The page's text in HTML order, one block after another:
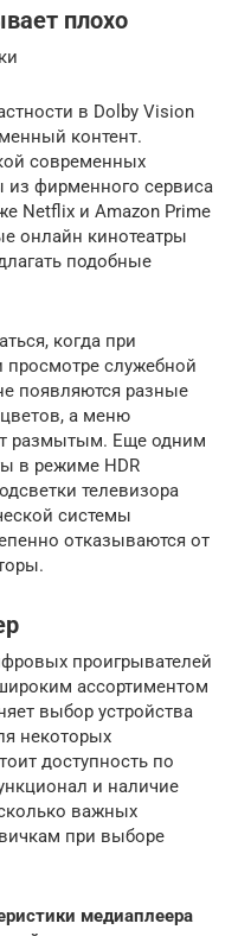
плохо
в Dolby Vision
контент.
современных
фирменного сервиса
Netflix и Amazon Prime
онлайн кинотеатры
подобные
когда при
просмотре служебной
появляются разные
а меню
размытым. Еще одним
в режиме HDR
телевизора
системы
отказываются от
проигрывателей
ассортиментом
выбор устройства
некоторых
доступность по
и наличие
важных
при выборе
медиаплеера